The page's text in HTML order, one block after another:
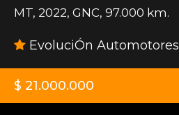
MT, 2022, GNC, 97.000 km.
EvoluciÓn Automotores
$ 21.000.000